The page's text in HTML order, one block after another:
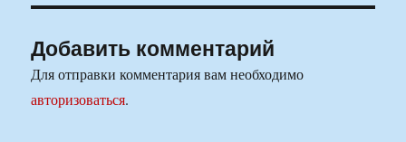
Добавить комментарий
Для отправки комментария вам необходимо
авторизоваться.